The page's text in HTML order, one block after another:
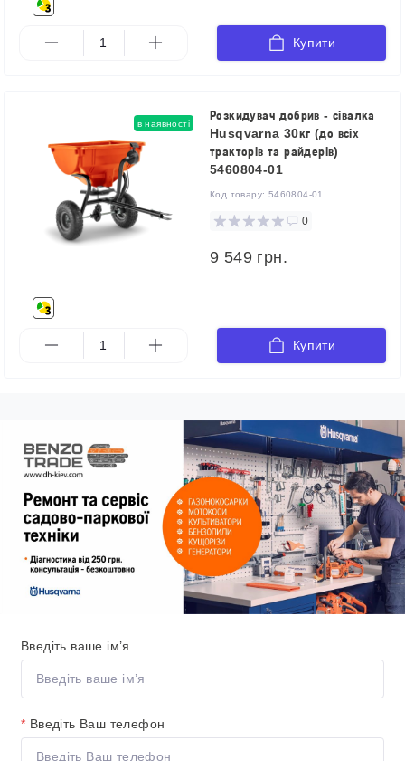
Купити
в наявності
Розкидувач добрив - сівалка
Husqvarna 30кг (до всіх
тракторів та райдерів)
5460804-01
Код товару: 5460804-01
0
9 549 грн.
Купити
Введіть ваше ім’я
* Введіть Ваш телефон